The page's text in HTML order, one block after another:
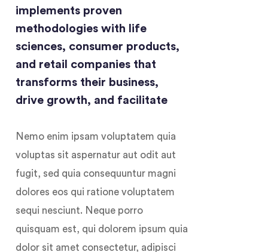
implements proven
methodologies with life
sciences, consumer products,
and retail companies that
transforms their business,
drive growth, and facilitate
Nemo enim ipsam voluptatem quia
voluptas sit aspernatur aut odit aut
fugit, sed quia consequuntur magni
dolores eos qui ratione voluptatem
sequi nesciunt. Neque porro
quisquam est, qui dolorem ipsum quia
dolor sit amet consectetur, adipisci